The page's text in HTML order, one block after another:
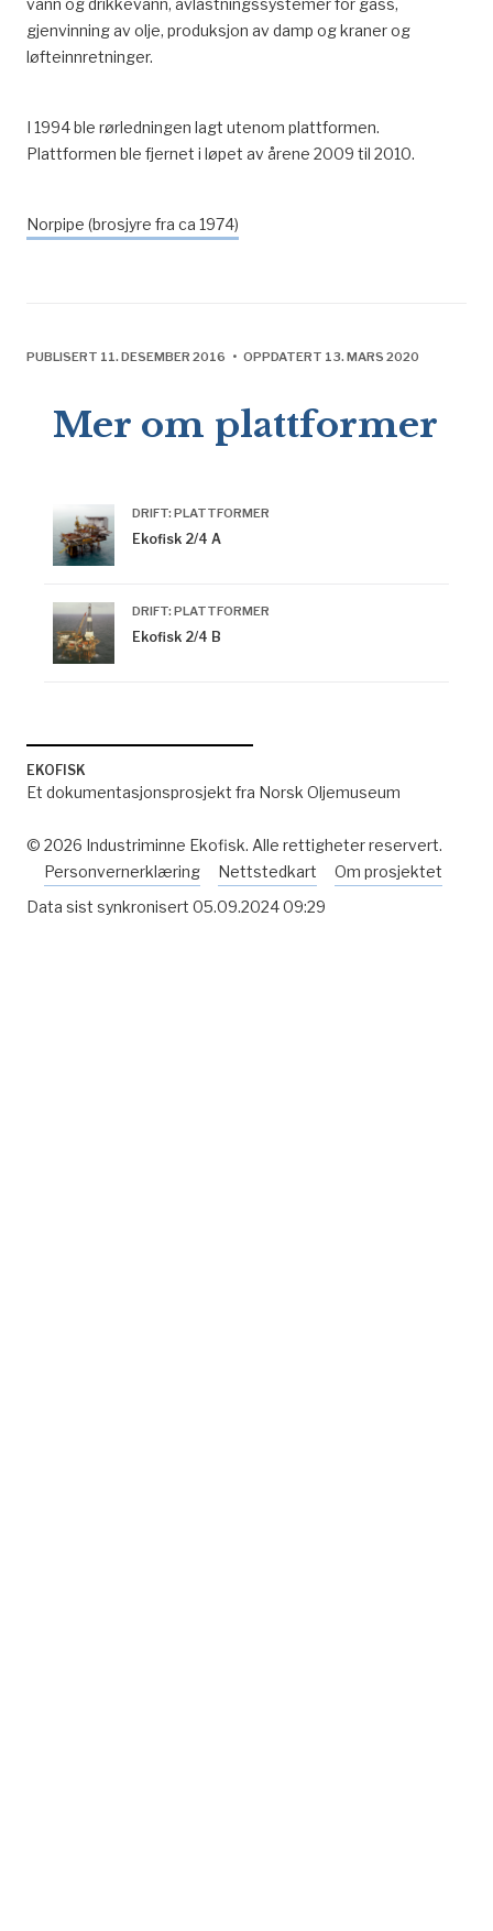
vann og drikkevann, avlastningssystemer for gass,
gjenvinning av olje, produksjon av damp og kraner og
løfteinnretninger.
I 1994 ble rørledningen lagt utenom plattformen.
Plattformen ble fjernet i løpet av årene 2009 til 2010.
Norpipe (brosjyre fra ca 1974)
PUBLISERT 11. DESEMBER 2016 • OPPDATERT 13. MARS 2020
Mer om plattformer
DRIFT: PLATTFORMER
Ekofisk 2/4 A
DRIFT: PLATTFORMER
Ekofisk 2/4 B
EKOFISK
Et dokumentasjonsprosjekt fra Norsk Oljemuseum
© 2026 Industriminne Ekofisk. Alle rettigheter reservert.
Personvernerklæring
Nettstedkart
Om prosjektet
Data sist synkronisert 05.09.2024 09:29